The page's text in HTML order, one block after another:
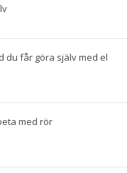
du får göra själv med el
med rör